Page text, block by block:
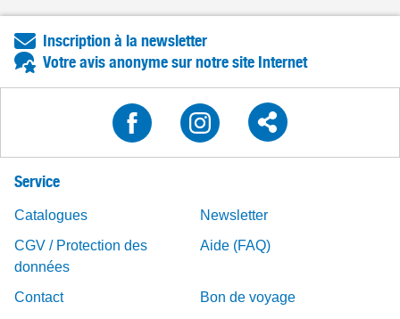
Inscription à la newsletter
Votre avis anonyme sur notre site Internet
Service
Catalogues
Newsletter
CGV / Protection des
données
Aide (FAQ)
Contact
Bon de voyage